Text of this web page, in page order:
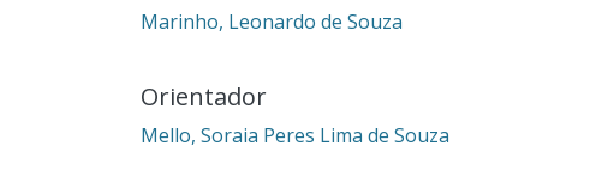
Marinho, Leonardo de Souza
Orientador
Mello, Soraia Peres Lima de Souza